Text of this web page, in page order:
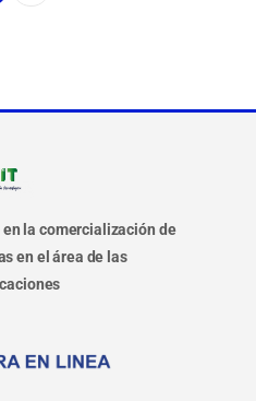
la comercialización de
en el área de las